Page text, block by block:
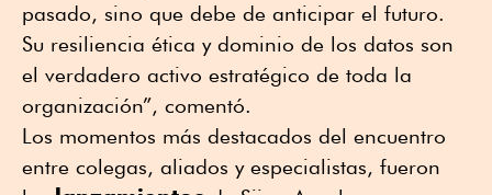
pasado, sino que debe de anticipar el futuro.
Su resiliencia ética y dominio de los datos son
el verdadero activo estratégico de toda la
organización”, comentó.
Los momentos más destacados del encuentro
entre colegas, aliados y especialistas, fueron